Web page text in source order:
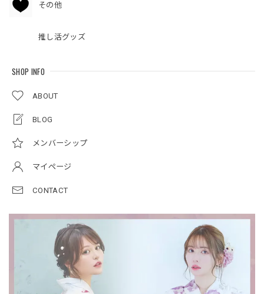
その他
推し活グッズ
SHOP INFO
ABOUT
BLOG
メンバーシップ
マイページ
CONTACT